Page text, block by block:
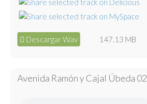
Descargar Wav 147.13 MB
Avenida Ramón y Cajal Úbeda 02